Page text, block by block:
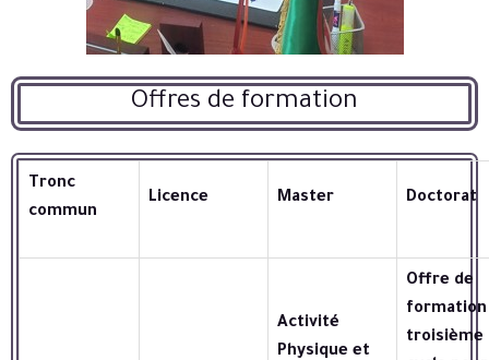
Offres de formation
Tronc
commun
Licence Master Doctorat
Activité
Physique et
Offre de
formation
troisième